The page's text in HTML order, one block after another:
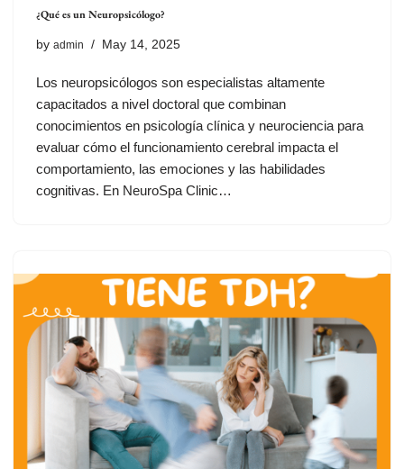
¿Qué es un Neuropsicólogo?
by admin May 14, 2025
Los neuropsicólogos son especialistas altamente
capacitados a nivel doctoral que combinan
conocimientos en psicología clínica y neurociencia para
evaluar cómo el funcionamiento cerebral impacta el
comportamiento, las emociones y las habilidades
cognitivas. En NeuroSpa Clinic…